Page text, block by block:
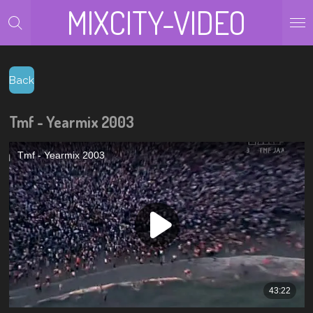
Zum
Hauptinhalt
springen
MIXCITY-VIDEO
Back
Tmf - Yearmix 2003